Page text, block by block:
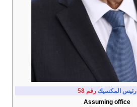
رئيس المكسيك رقم 58
Assuming office